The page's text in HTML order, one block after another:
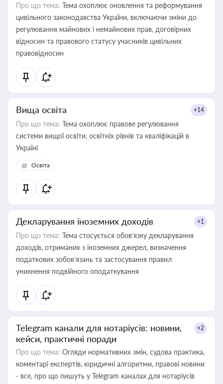
Про що тема: Тема охоплює оновлення та реформування
цивільного законодавства України, включаючи зміни до
регулювання майнових і немайнових прав, договірних
відносин та правового статусу учасників цивільних
правовідносин
Вища освіта +14
Про що тема: Тема охоплює правове регулювання
системи вищої освіти, освітніх рівнів та кваліфікацій в
Україні
Освіта
Декларування іноземних доходів +1
Про що тема: Тема стосується обов’язку декларування
доходів, отриманих з іноземних джерел, визначення
податкових зобов’язань та застосування правил
уникнення подвійного оподаткування
Telegram канали для нотаріусів: новини,
кейси, практичні поради
+2
Про що тема: Огляди нормативних змін, судова практика,
коментарі експертів, юридичні алгоритми, правові новини
- все, про що пишуть у Telegram каналах для нотаріусів